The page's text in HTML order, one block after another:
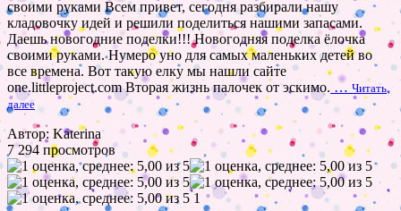
своими руками Всем привет, сегодня разбирали нашу
кладовочку идей и решили поделиться нашими запасами.
Даешь новогодние поделки!!! Новогодняя поделка ёлочка
своими руками. Нумеро уно для самых маленьких детей во
все времена. Вот такую елку мы нашли сайте
one.littleproject.com Вторая жизнь палочек от эскимо. … Читать
далее
Автор: Katerina
7 294 просмотров
1